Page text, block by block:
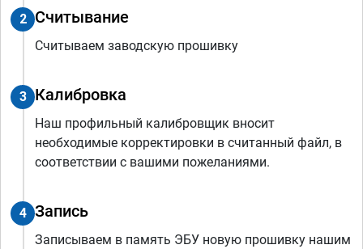
2 Считывание
Считываем заводскую прошивку
3 Калибровка
Наш профильный калибровщик вносит
необходимые корректировки в считанный файл, в
соответствии с вашими пожеланиями.
4 Запись
Записываем в память ЭБУ новую прошивку нашим